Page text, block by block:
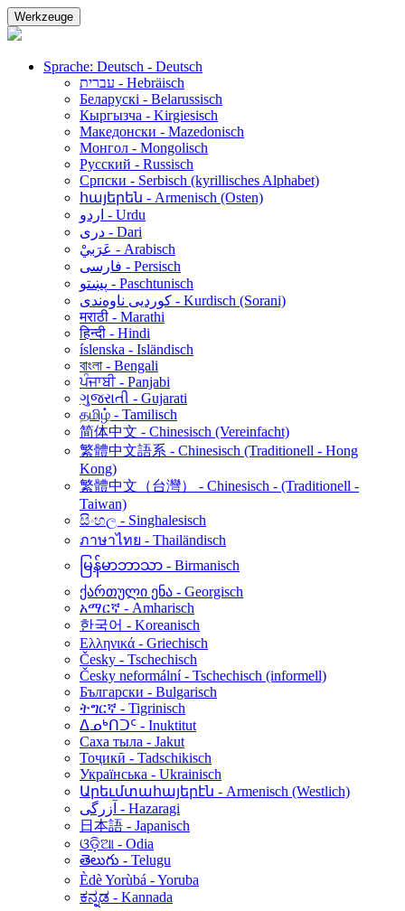
Werkzeuge
Sprache: Deutsch - Deutsch
עברית - Hebräisch
Беларускі - Belarussisch
Кыргызча - Kirgiesisch
Македонски - Mazedonisch
Монгол - Mongolisch
Русский - Russisch
Српски - Serbisch (kyrillisches Alphabet)
հայերեն - Armenisch (Osten)
اردو - Urdu
دری - Dari
عَرَبيْ - Arabisch
فارسی - Persisch
پښتو - Paschtunisch
کوردیی ناوەندی - Kurdisch (Sorani)
मराठी - Marathi
हिन्दी - Hindi
íslenska - Isländisch
বাংলা - Bengali
ਪੰਜਾਬੀ - Panjabi
ગુજરાતી - Gujarati
தமிழ் - Tamilisch
简体中文 - Chinesisch (Vereinfacht)
繁體中文語系 - Chinesisch (Traditionell - Hong
Kong)
繁體中文（台灣） - Chinesisch - (Traditionell -
Taiwan)
සිංහල - Singhalesisch
ภาษาไทย - Thailändisch
မြန်မာဘာသာ - Birmanisch
ქართული ენა - Georgisch
አማርኛ - Amharisch
한국어 - Koreanisch
Ελληνικά - Griechisch
Česky - Tschechisch
Česky neformální - Tschechisch (informell)
Български - Bulgarisch
ትግርኛ - Tigrinisch
ᐃᓄᒃᑎᑐᑦ - Inuktitut
Саха тыла - Jakut
Тоҷикӣ - Tadschikisch
Українська - Ukrainisch
Արեւմտահայերէն - Armenisch (Westlich)
آزرگی - Hazaragi
日本語 - Japanisch
ଓଡ଼ିଆ - Odia
తెలుగు - Telugu
Èdè Yorùbá - Yoruba
ಕನ್ನಡ - Kannada